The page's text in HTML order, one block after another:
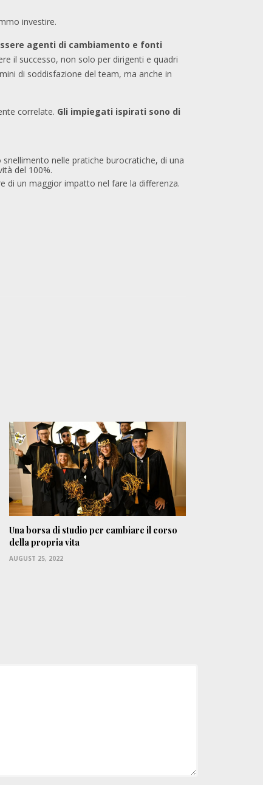
investire.
agenti di cambiamento e fonti
il successo, non solo per dirigenti e quadri
di soddisfazione del team, ma anche in
correlate. Gli impiegati ispirati sono di
nelle pratiche burocratiche, di una
del 100%.
di un maggior impatto nel fare la differenza.
Una borsa di studio per cambiare il corso
della propria vita
AUGUST 25, 2022